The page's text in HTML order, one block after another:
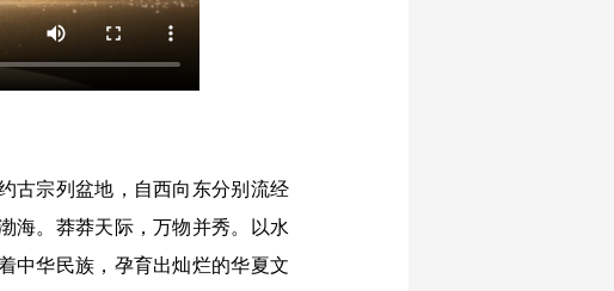
宗列盆地，自西向东分别流经
海。莽莽天际，万物并秀。以水
中华民族，孕育出灿烂的华夏文